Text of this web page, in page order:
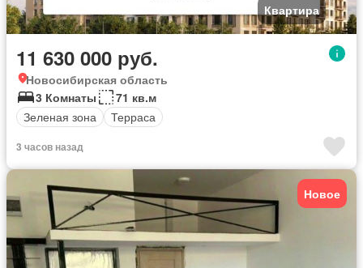
Квартира
11 630 000 руб.
Новосибирская область
3 Комнаты
71 кв.м
Зеленая зона
Терраса
3 часов назад
Новое